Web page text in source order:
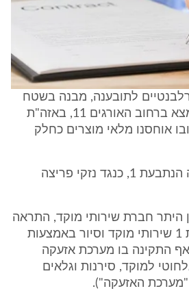
הרלבנטיים לתובענה, מבנה בשטח
של כ-1,100 מ"ר, הנמצא ברחוב האורגים 11, באזה"ת
אוחסנו מלאי מוצרים כחלק
את התובעת 1 ביטחה הנתבעת 1, כנגד נזקי פריצה
בין היתר חברת שירותי מוקד, התראה
וסיור, סיפקה לתובעת 1 שירותי מוקד וסיור באמצעות
התקינה בו מערכת אזעקה
למוקד, סירנות וגלאים
"מערכת האזעקה").